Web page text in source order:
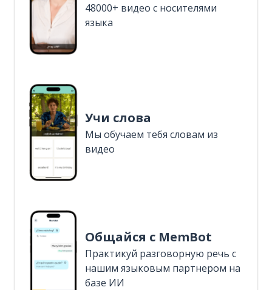
48000+ видео с носителями
языка
Учи слова
Мы обучаем тебя словам из
видео
Общайся с MemBot
Практикуй разговорную речь с
нашим языковым партнером на
базе ИИ